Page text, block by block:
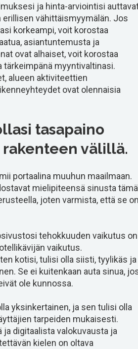
ja hinta-arviointisi
erillisen vähittäismyymälän. Jos
korkeampi, voit korostaa
asiantuntemusta ja
ovat alhaiset, voit korostaa
tärkeimpänä myyntivaltinasi.
alueen aktiviteettien
ovat olennaisia
tasapaino
rakenteen välillä.
portaalina muuhun maailmaan.
mielipiteensä sinusta
joten varmista, että se
tehokkuuden vaikutus on
vaikutus.
kotisi, tulisi olla siisti, tyylikäs ja
Se ei kuitenkaan auta sinua,
ole kunnossa.
yksinkertainen, ja sen tulisi olla
tarpeiden mukaisesti.
ja digitaalista valokuvausta ja
kielen on oltava